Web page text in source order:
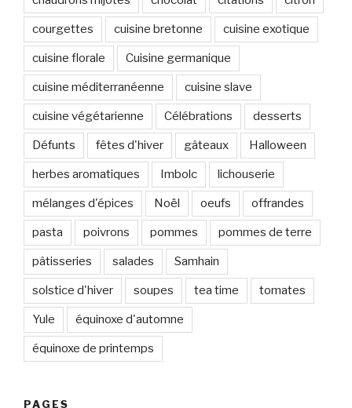
courgettes cuisine bretonne cuisine exotique
cuisine florale Cuisine germanique
cuisine méditerranéenne cuisine slave
cuisine végétarienne Célébrations desserts
Défunts fêtes d'hiver gâteaux Halloween
herbes aromatiques Imbolc lichouserie
mélanges d'épices Noël oeufs offrandes
pasta poivrons pommes pommes de terre
pâtisseries salades Samhain
solstice d'hiver soupes tea time tomates
Yule équinoxe d'automne
équinoxe de printemps
PAGES